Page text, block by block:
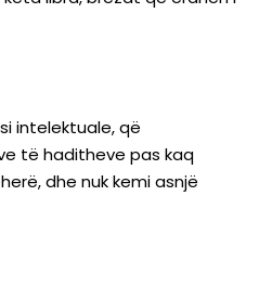
intelektuale, që
të haditheve pas kaq
dhe nuk kemi asnjë